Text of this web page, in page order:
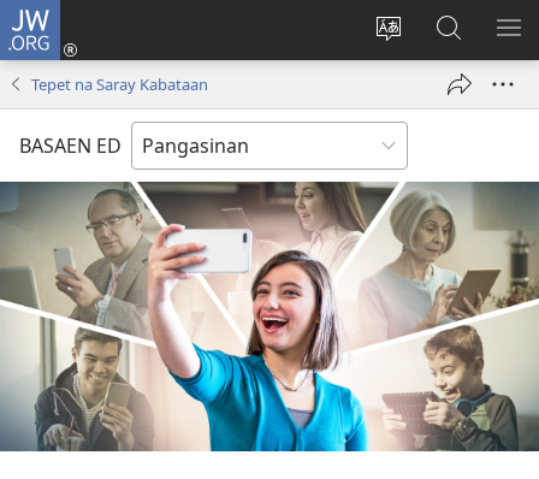
JW.ORG
Salatan
lenguahe
na
site
Man-
log
new
Mananap
ed
JW.ORG
Tepet na Saray Kabataan
BASAEN ED